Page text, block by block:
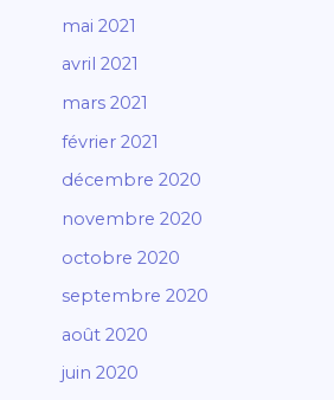
mai 2021
avril 2021
mars 2021
février 2021
décembre 2020
novembre 2020
octobre 2020
septembre 2020
août 2020
juin 2020